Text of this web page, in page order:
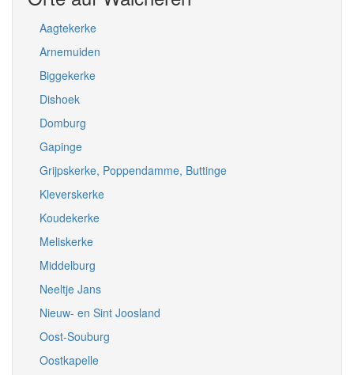
Aagtekerke
Arnemuiden
Biggekerke
Dishoek
Domburg
Gapinge
Grijpskerke, Poppendamme, Buttinge
Kleverskerke
Koudekerke
Meliskerke
Middelburg
Neeltje Jans
Nieuw- en Sint Joosland
Oost-Souburg
Oostkapelle